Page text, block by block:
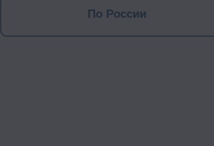
По России